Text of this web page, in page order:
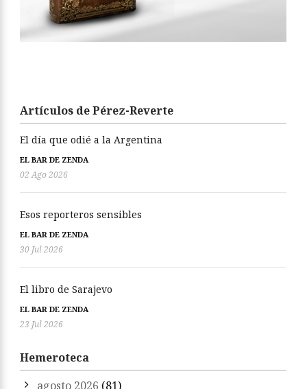
Artículos de Pérez-Reverte
El día que odié a la Argentina
EL BAR DE ZENDA
02 Ago 2026
Esos reporteros sensibles
EL BAR DE ZENDA
30 Jul 2026
El libro de Sarajevo
EL BAR DE ZENDA
23 Jul 2026
Hemeroteca
agosto 2026 (81)